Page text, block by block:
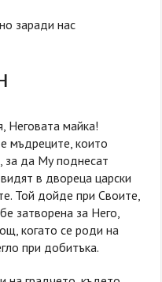
заради нас
Неговата майка!
мъдреците, които
за да Му поднесат
в двореца царски
Той дойде при Своите,
затворена за Него,
когато се роди на
при добитъка.